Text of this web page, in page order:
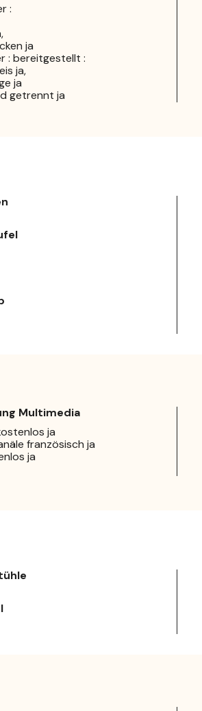
:
ja
: bereitgestellt :
ja,
ja
getrennt ja
Multimedia
ja
französisch ja
ja